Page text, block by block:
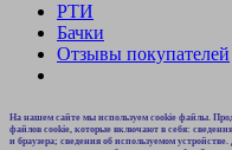
РТИ
Бачки
Отзывы покупателей
На нашем сайте мы используем cookie файлы.
файлов cookie, которые включают в себя:
и браузера; сведения об используемом